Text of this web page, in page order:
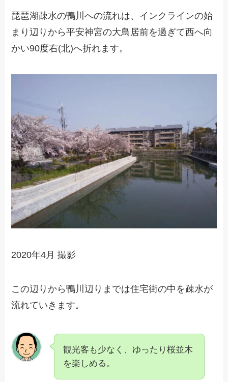
琵琶湖疎水の鴨川への流れは、インクラインの始
まり辺りから平安神宮の大鳥居前を過ぎて西へ向
かい90度右(北)へ折れます。
2020年4月 撮影
この辺りから鴨川辺りまでは住宅街の中を疎水が
流れていきます｡
観光客も少なく、ゆったり桜並木
を楽しめる。